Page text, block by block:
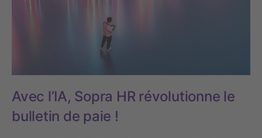
Avec l’IA, Sopra HR révolutionne le
bulletin de paie !